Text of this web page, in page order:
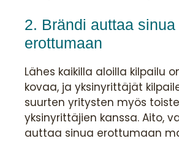
2. Brändi auttaa sinua
erottumaan
Lähes kaikilla aloilla kilpailu
kovaa, ja yksinyrittäjät
suurten yritysten myös
yksinyrittäjien kanssa. Aito,
auttaa sinua erottumaan